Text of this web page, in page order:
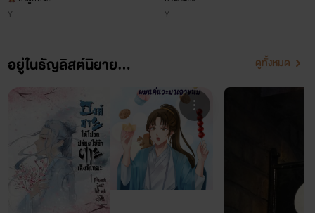
Y
Y
อยู่ในธัญลิสต์นิยาย... ดูทั้งหมด